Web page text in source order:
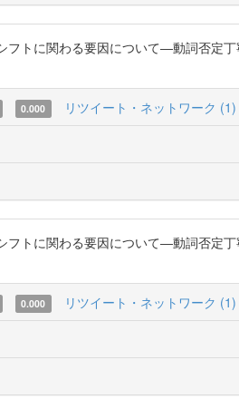
フトに関わる要因について―動詞否
0.000 リツイート・ネットワーク (1)
フトに関わる要因について―動詞否
0.000 リツイート・ネットワーク (1)